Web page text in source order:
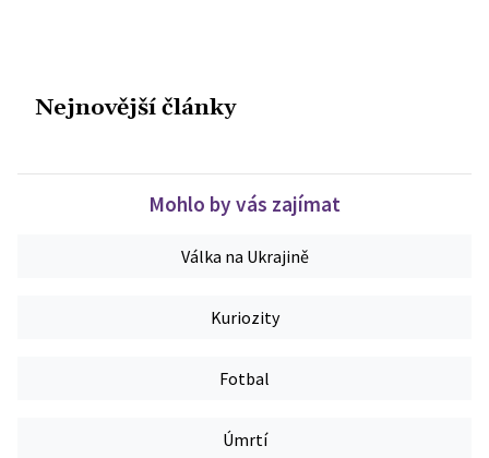
Nejnovější články
Mohlo by vás zajímat
Válka na Ukrajině
Kuriozity
Fotbal
Úmrtí